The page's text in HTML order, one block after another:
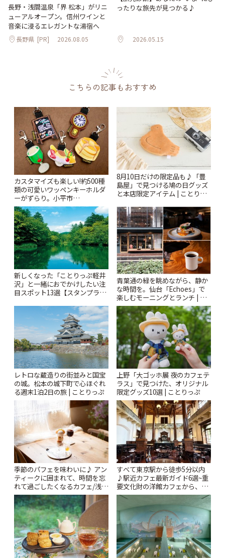
長野・浅間温泉「界 松本」がリニ
ューアルオープン。信州ワインと
音楽に浸るエレガントな湯宿へ
長野県 [PR] 2026.08.05
ったりな旅先が見つかる♪
2026.05.15
こちらの記事もおすすめ
カスタマイズも楽しい!約500種
類の可愛いワッペンキーホルダ
ーがずらり。小平市
「Kimamaya T&K」 | ことりっ
ぷ
8月10日だけの限定品も♪「豊
島屋」で見つける鳩の日グッズ
と本店限定アイテム | ことりっ
新しくなった「ことりっぷ軽井
沢」と一緒におでかけしたい注
目スポット13選【スタンプラリ
青葉通の緑を眺めながら、静か
な時間を。仙台「Echoes」で
楽しむモーニングとランチ | こ
とりっぷ
レトロな蔵造りの街並みと国宝
の城。松本の城下町で心ほぐれ
る週末1泊2日の旅 | ことりっぷ
上野「大ゴッホ展 夜のカフェテ
ラス」で見つけた、オリジナル
限定グッズ10選 | ことりっぷ
季節のパフェを味わいに♪ アン
ティークに囲まれて、時間を忘
れて過ごしたくなるカフェ/浅草
「annorum cafe」 | ことりっぷ
すべて東京駅から徒歩5分以内
♪駅近カフェ最新ガイド6選~重
要文化財の洋館カフェから、改
札すぐのレトロ喫茶まで~ | こと